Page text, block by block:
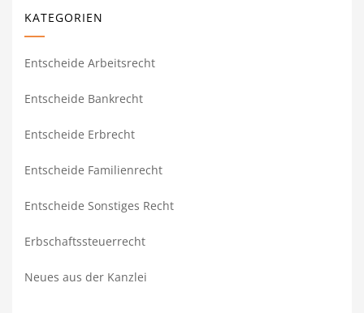
KATEGORIEN
Entscheide Arbeitsrecht
Entscheide Bankrecht
Entscheide Erbrecht
Entscheide Familienrecht
Entscheide Sonstiges Recht
Erbschaftssteuerrecht
Neues aus der Kanzlei